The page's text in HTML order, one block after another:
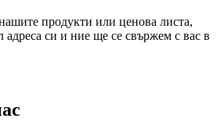
продукти или ценова листа,
адреса си и ние ще се свържем с вас в